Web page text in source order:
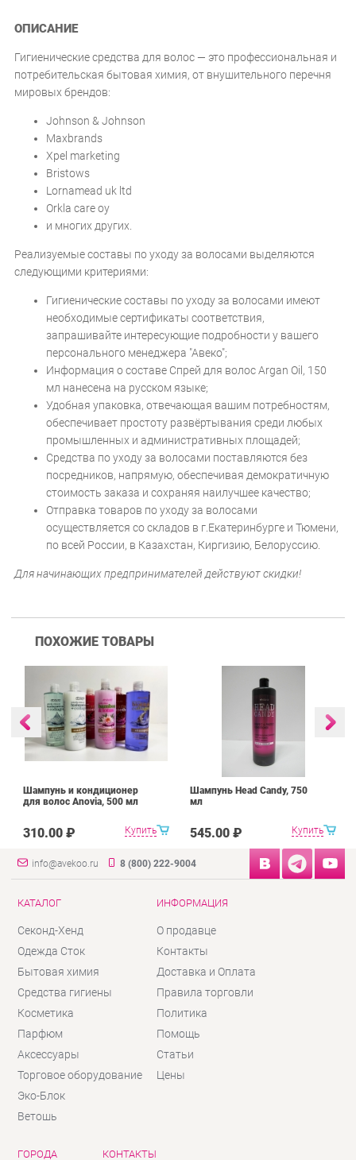
ОПИСАНИЕ
Гигиенические средства для волос — это профессиональная и
потребительская бытовая химия, от внушительного перечня
мировых брендов:
Johnson & Johnson
Maxbrands
Xpel marketing
Bristows
Lornamead uk ltd
Orkla care oy
и многих других.
Реализуемые составы по уходу за волосами выделяются
следующими критериями:
Гигиенические составы по уходу за волосами имеют
необходимые сертификаты соответствия,
запрашивайте интересующие подробности у вашего
персонального менеджера "Авеко";
Информация о составе Спрей для волос Argan Oil, 150
мл нанесена на русском языке;
Удобная упаковка, отвечающая вашим потребностям,
обеспечивает простоту развёртывания среди любых
промышленных и административных площадей;
Средства по уходу за волосами поставляются без
посредников, напрямую, обеспечивая демократичную
стоимость заказа и сохраняя наилучшее качество;
Отправка товаров по уходу за волосами
осуществляется со складов в г.Екатеринбурге и Тюмени,
по всей России, в Казахстан, Киргизию, Белоруссию.
Для начинающих предпринимателей действуют скидки!
ПОХОЖИЕ ТОВАРЫ
Купить
Шампунь и кондиционер
для волос Anovia, 500 мл
310.00 ₽ Купить
Шампунь Head Candy, 750
мл
545.00 ₽
info@avekoo.ru 8 (800) 222-9004
КАТАЛОГ
Секонд-Хенд
Одежда Сток
Бытовая химия
Средства гигиены
Косметика
Парфюм
Аксессуары
Торговое оборудование
Эко-Блок
Ветошь
ИНФОРМАЦИЯ
О продавце
Контакты
Доставка и Оплата
Правила торговли
Политика
Помощь
Статьи
Цены
ГОРОДА КОНТАКТЫ